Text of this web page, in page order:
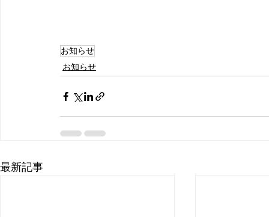
お知らせ
お知らせ
最新記事